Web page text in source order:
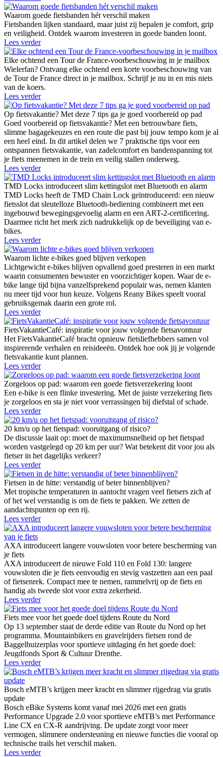
Waarom goede fietsbanden hét verschil maken
Fietsbanden lijken standaard, maar juist zij bepalen je comfort, grip
en veiligheid. Ontdek waarom investeren in goede banden loont.
Lees verder
Elke ochtend een Tour de France-voorbeschouwing in je mailbox
Wielerfan? Ontvang elke ochtend een korte voorbeschouwing van
de Tour de France direct in je mailbox. Schrijf je nu in en mis niets
van de koers.
Lees verder
Op fietsvakantie? Met deze 7 tips ga je goed voorbereid op pad
Goed voorbereid op fietsvakantie? Met een betrouwbare fiets,
slimme bagagekeuzes en een route die past bij jouw tempo kom je al
een heel eind. In dit artikel delen we 7 praktische tips voor een
ontspannen fietsvakantie, van zadelcomfort en bandenspanning tot
je fiets meenemen in de trein en veilig stallen onderweg.
Lees verder
TMD Locks introduceert slim kettingslot met Bluetooth en alarm
TMD Locks heeft de TMD Chain Lock geïntroduceerd: een nieuw
fietsslot dat sleutelloze Bluetooth-bediening combineert met een
ingebouwd bewegingsgevoelig alarm en een ART-2-certificering.
Daarmee richt het merk zich nadrukkelijk op de beveiliging van e-
bikes.
Lees verder
Waarom lichte e-bikes goed blijven verkopen
Lichtgewicht e-bikes blijven opvallend goed presteren in een markt
waarin consumenten bewuster en voorzichtiger kopen. Waar de e-
bike lange tijd bijna vanzelfsprekend populair was, nemen klanten
nu meer tijd voor hun keuze. Volgens Reany Bikes speelt vooral
gebruiksgemak daarin een grote rol.
Lees verder
FietsVakantieCafé: inspiratie voor jouw volgende fietsavontuur
Het FietsVakantieCafé bracht opnieuw fietsliefhebbers samen vol
inspirerende verhalen en reisideeën. Ontdek hoe ook jij je volgende
fietsvakantie kunt plannen.
Lees verder
Zorgeloos op pad: waarom een goede fietsverzekering loont
Een e-bike is een flinke investering. Met de juiste verzekering fiets
je zorgeloos en sta je niet voor verrassingen bij diefstal of schade.
Lees verder
20 km/u op het fietspad: vooruitgang of risico?
De discussie laait op: moet de maximumsnelheid op het fietspad
worden vastgelegd op 20 km per uur? Wat betekent dit voor jou als
fietser in het dagelijks verkeer?
Lees verder
Fietsen in de hitte: verstandig of beter binnenblijven?
Met tropische temperaturen in aantocht vragen veel fietsers zich af
of het wel verstandig is om de fiets te pakken. We zetten de
aandachtspunten op een rij.
Lees verder
AXA introduceert langere vouwsloten voor betere bescherming van
je fiets
AXA introduceert de nieuwe Fold 110 en Fold 130: langere
vouwsloten die je fiets eenvoudig en stevig vastzetten aan een paal
of fietsenrek. Compact mee te nemen, rammelvrij op de fiets en
handig als tweede slot voor extra zekerheid.
Lees verder
Fiets mee voor het goede doel tijdens Route du Nord
Op 13 september staat de derde editie van Route du Nord op het
programma. Mountainbikers en gravelrijders fietsen rond de
Baggelhuizerplas voor sportieve uitdaging én het goede doel:
Jeugdfonds Sport & Cultuur Drenthe.
Lees verder
Bosch eMTB’s krijgen meer kracht en slimmer rijgedrag via gratis
update
Bosch eBike Systems komt vanaf mei 2026 met een gratis
Performance Upgrade 2.0 voor sportieve eMTB’s met Performance
Line CX en CX-R aandrijving. De update zorgt voor meer
vermogen, slimmere ondersteuning en nieuwe functies die vooral op
technische trails het verschil maken.
Lees verder